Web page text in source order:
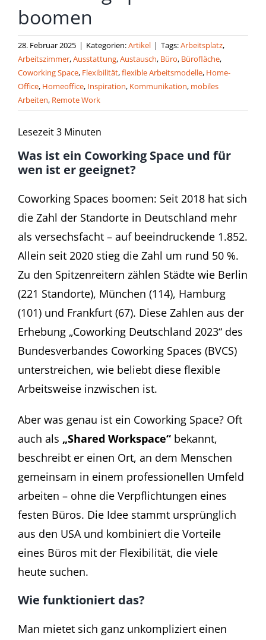
boomen
28. Februar 2025 | Kategorien:Artikel | Tags:Arbeitsplatz,
Arbeitszimmer,Ausstattung,Austausch, Büro, Bürofläche,
Coworking Space, Flexibilität,flexible Arbeitsmodelle, Home-
Office, Homeoffice, Inspiration, Kommunikation, mobiles
Arbeiten, Remote Work
Lesezeit3 Minuten
Was ist ein Coworking Space und für
wen ist er geeignet?
Coworking Spaces boomen: Seit 2018 hat sich
die Zahl der Standorte in Deutschland mehr
als versechsfacht – auf beeindruckende 1.852.
Allein seit 2020 stieg die Zahl um rund 50 %.
Zu den Spitzenreitern zählen Städte wie Berlin
(221 Standorte), München (114), Hamburg
(101) und Frankfurt (67). Diese Zahlen aus der
Erhebung „Coworking Deutschland 2023“ des
Bundesverbandes Coworking Spaces (BVCS)
unterstreichen, wie beliebt diese flexible
Arbeitsweise inzwischen ist.
Aber was genau ist ein Coworking Space? Oft
auch als „Shared Workspace“ bekannt,
beschreibt er einen Ort, an dem Menschen
gemeinsam in einem professionellen Umfeld
arbeiten – ohne die Verpflichtungen eines
festen Büros. Die Idee stammt ursprünglich
aus den USA und kombiniert die Vorteile
eines Büros mit der Flexibilität, die viele
heute suchen.
Wie funktioniert das?
Man mietet sich ganz unkompliziert einen